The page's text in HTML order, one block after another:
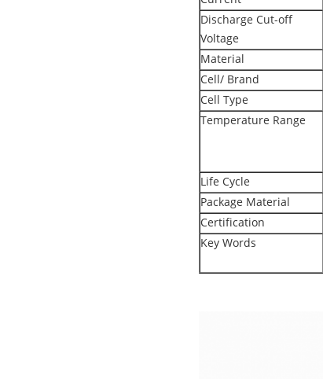
Discharge Cut-off
Voltage
Material
Cell/ Brand
Cell Type
Temperature Range
Life Cycle
Package Material
Certification
Key Words